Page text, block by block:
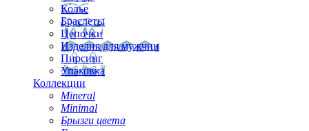
Колье
Браслеты
Цепочки
Изделия для мужчин
Пирсинг
Упаковка
Коллекции
Mineral
Minimal
Брызги цвета